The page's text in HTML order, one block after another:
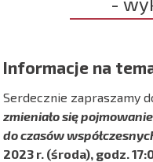
Informacje na
Serdecznie zapraszamy
zmieniało się
do czasów
2023 r. (środa), godz.